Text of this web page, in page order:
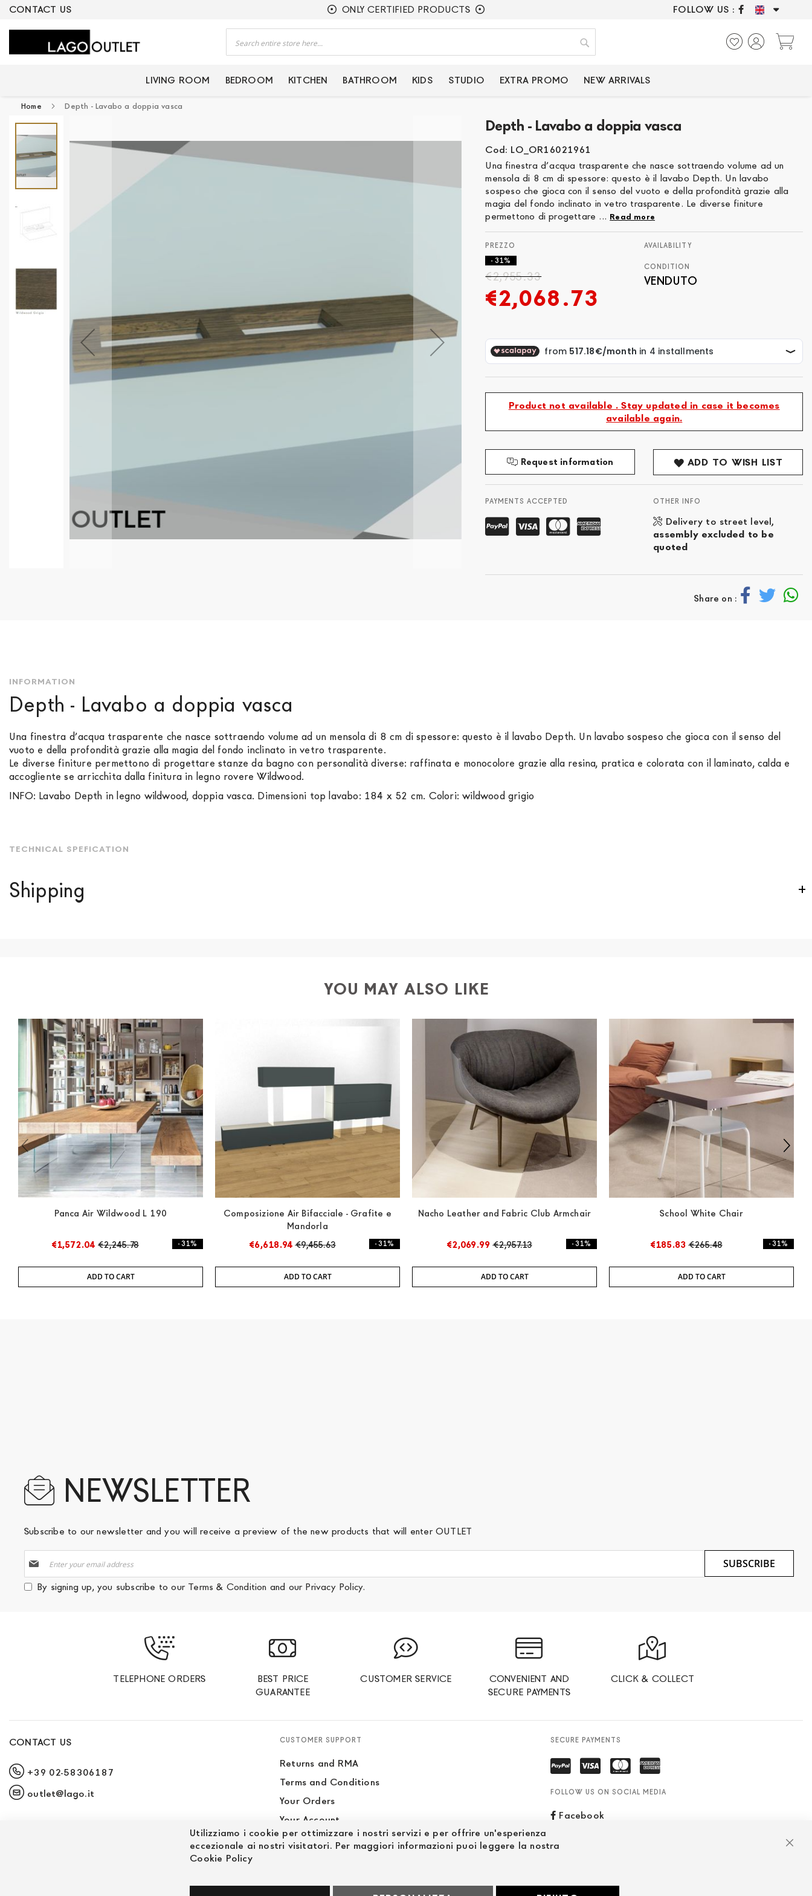
CONTACT US
PRODUCTS ONLY CERTIFIED PRODUCTS ONLY CERTIFIED
FOLLOW US :
Search
LIVING ROOM BEDROOM KITCHEN BATHROOM KIDS STUDIO EXTRA PROMO NEW ARRIVALS
Home Depth - Lavabo a doppia vasca
Depth - Lavabo a doppia vasca
Cod: LO_OR16021961
Una finestra d’acqua trasparente che nasce sottraendo volume ad un
mensola di 8 cm di spessore: questo è il lavabo Depth. Un lavabo
sospeso che gioca con il senso del vuoto e della profondità grazie alla
magia del fondo inclinato in vetro trasparente. Le diverse finiture
permettono di progettare ... Read more
€2,068.73
€2,955.33
- 31%
AVAILABILITY
CONDITION
VENDUTO
Product not available . Stay updated in case it becomes
available again.
Request information ADD TO WISH LIST
PAYMENTS ACCEPTED OTHER INFO
Delivery to street level,
assembly excluded to be
quoted
Share on :
Skip
to
end
of
gallery
INFORMATION
Depth - Lavabo a doppia vasca
Una finestra d’acqua trasparente che nasce sottraendo volume ad un mensola di 8 cm di spessore: questo è il lavabo Depth. Un lavabo sospeso che gioca con il senso del
vuoto e della profondità grazie alla magia del fondo inclinato in vetro trasparente.
Le diverse finiture permettono di progettare stanze da bagno con personalità diverse: raffinata e monocolore grazie alla resina, pratica e colorata con il laminato, calda e
accogliente se arricchita dalla finitura in legno rovere Wildwood.
INFO: Lavabo Depth in legno wildwood, doppia vasca. Dimensioni top lavabo: 184 x 52 cm. Colori: wildwood grigio
TECHNICAL SPEFICATION
Shipping
YOU MAY ALSO LIKE
Panca Air Wildwood L 190
€1,572.04 €2,245.78 - 31%
ADD TO CART
Composizione Air Bifacciale - Grafite e
Mandorla
€6,618.94 €9,455.63 - 31%
ADD TO CART
Nacho Leather and Fabric Club Armchair
€2,069.99 €2,957.13 - 31%
ADD TO CART
School White Chair
€185.83 €265.48 - 31%
ADD TO CART
NEWSLETTER
Subscribe to our newsletter and you will receive a preview of the new products that will enter OUTLET
Up
for
Our
By signing up, you subscribe to our Terms & Condition and our Privacy Policy.
SUBSCRIBE
TELEPHONE ORDERS
BEST PRICE
GUARANTEE
CUSTOMER SERVICE
CONVENIENT AND
SECURE PAYMENTS
CLICK & COLLECT
CONTACT US
+39 02-58306187
outlet@lago.it
CUSTOMER SUPPORT
Returns and RMA
Terms and Conditions
Your Orders
Your Account
Site Map
SECURE PAYMENTS
FOLLOW US ON SOCIAL MEDIA
Facebook
Utilizziamo i cookie per ottimizzare i nostri servizi e per offrire un'esperienza
eccezionale ai nostri visitatori. Per maggiori informazioni puoi leggere la nostra
Cookie Policy